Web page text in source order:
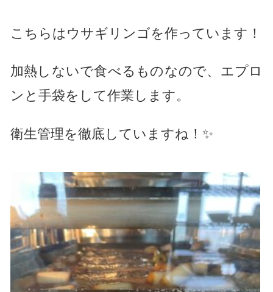
こちらはウサギリンゴを作っています！
加熱しないで食べるものなので、エプロ
ンと手袋をして作業します。
衛生管理を徹底していますね！✨